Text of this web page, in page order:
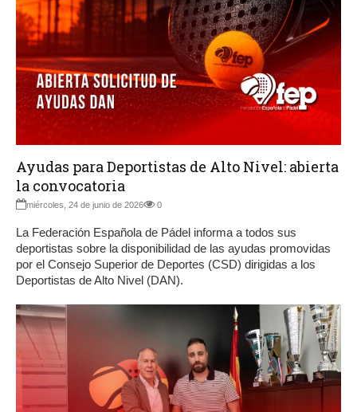
Ayudas para Deportistas de Alto Nivel: abierta
la convocatoria
miércoles, 24 de junio de 2026 0
La Federación Española de Pádel informa a todos sus
deportistas sobre la disponibilidad de las ayudas promovidas
por el Consejo Superior de Deportes (CSD) dirigidas a los
Deportistas de Alto Nivel (DAN).